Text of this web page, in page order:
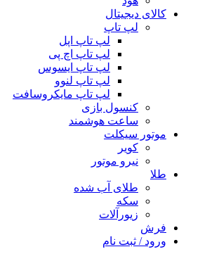
کالای دیجیتال
لپ تاپ
لپ تاپ اپل
لپ تاپ اچ پی
لپ تاپ ایسوس
لپ تاپ لنوو
لپ تاپ مایکروسافت
کنسول بازی
ساعت هوشمند
موتور سیکلت
کویر
نیرو موتور
طلا
طلای آب شده
سکه
زیورآلات
فرش
ورود / ثبت نام